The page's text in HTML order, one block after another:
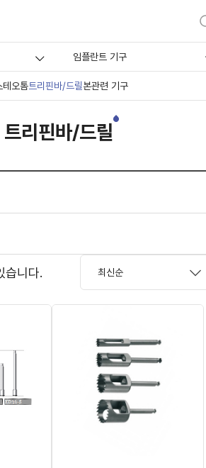
임플란트 기구
테오톰트리핀바/드릴본관련 기구
트리핀바/드릴
습니다.